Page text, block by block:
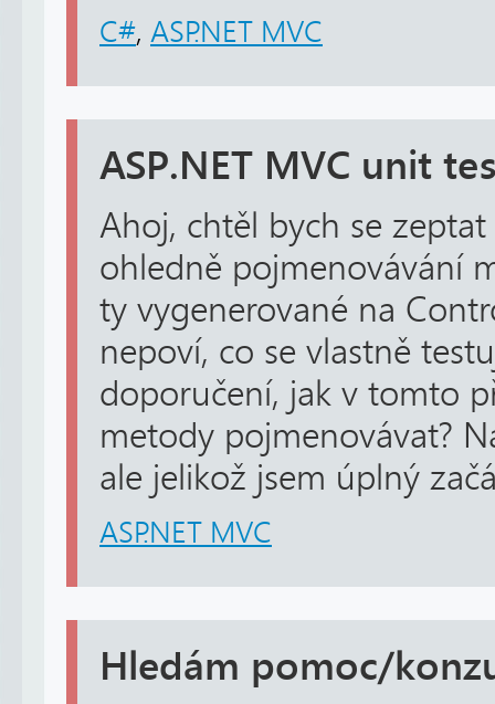
C#, ASP.NET MVC
ASP.NET MVC unit
Ahoj, chtěl bych se
ohledně pojmenovávání
ty vygenerované na
nepoví, co se vlastně
doporučení, jak v tomto
metody pojmenovávat?
ale jelikož jsem úplný
ASP.NET MVC
Hledám pomoc/